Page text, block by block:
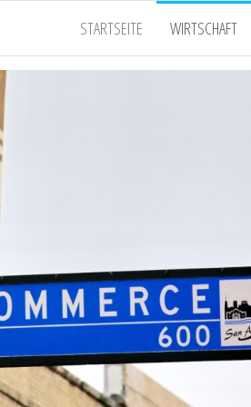
STARTSEITE WIRTSCHAFT